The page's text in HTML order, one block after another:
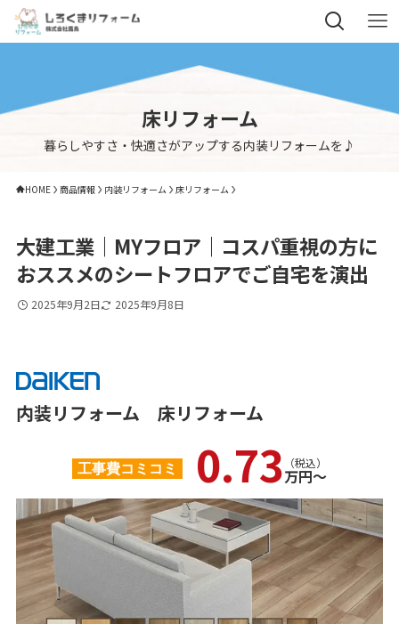
床リフォーム
暮らしやすさ・快適さがアップする内装リフォームを♪
HOME 商品情報 内装リフォーム 床リフォーム
大建工業｜MYフロア｜コスパ重視の方に
おススメのシートフロアでご自宅を演出
2025年9月2日 2025年9月8日
内装リフォーム 床リフォーム
工事費コミコミ 0.73 （税込）
万円〜